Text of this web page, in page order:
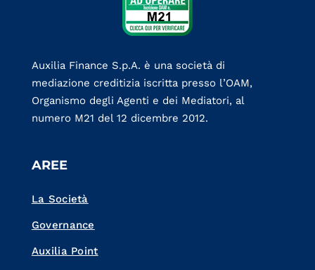
Auxilia Finance S.p.A. è una società di
mediazione creditizia iscritta presso l’OAM,
Organismo degli Agenti e dei Mediatori, al
numero M21 del 12 dicembre 2012.
AREE
La Società
Governance
Auxilia Point